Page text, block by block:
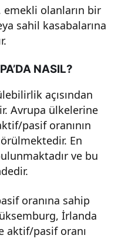
emekli olanların bir
sahil kasabalarına
NASIL?
açısından
Avrupa ülkelerine
pasif oranının
En
ve bu
oranına sahip
İrlanda
aktif/pasif oranı